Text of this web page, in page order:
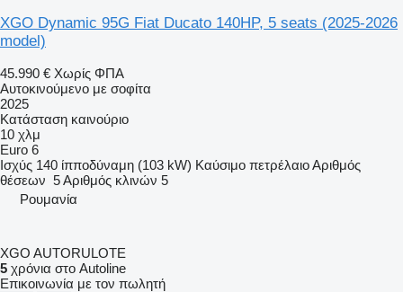
XGO Dynamic 95G Fiat Ducato 140HP, 5 seats (2025-2026
model)
45.990 € Χωρίς ΦΠΑ
Αυτοκινούμενο με σοφίτα
2025
Κατάσταση καινούριο
10 χλμ
Euro 6
Ισχύς 140 ίπποδύναμη (103 kW) Καύσιμο πετρέλαιοΑριθμός
θέσεων 5Αριθμός κλινών 5
Ρουμανία
XGO AUTORULOTE
5 χρόνια στο Autoline
Επικοινωνία με τον πωλητή